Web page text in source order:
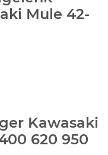
Mule 42-
Kawasaki
620 950